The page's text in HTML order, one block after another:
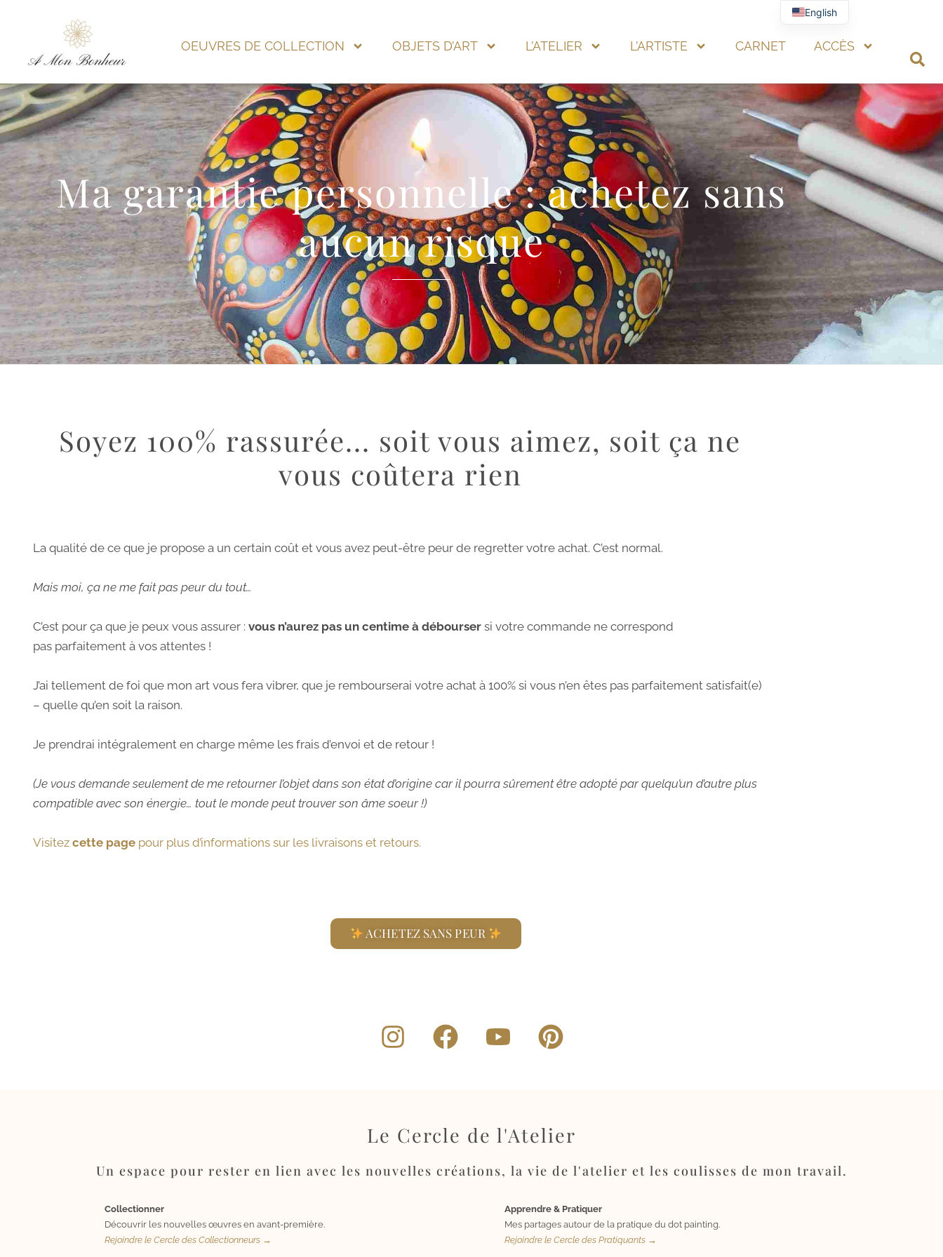
OEUVRES DE COLLECTION OBJETS D’ART L’ATELIER L’ARTISTE CARNET ACCÈS
Ma garantie personnelle : achetez sans
aucun risque
Soyez 100% rassurée... soit vous aimez, soit ça ne
vous coûtera rien​
La qualité de ce que je propose a un certain coût et vous avez peut-être peur de regretter votre achat. C’est normal.
Mais moi, ça ne me fait pas peur du tout…
C’est pour ça que je peux vous assurer : vous n’aurez pas un centime à débourser si votre commande ne correspond
pas parfaitement à vos attentes !
J’ai tellement de foi que mon art vous fera vibrer, que je rembourserai votre achat à 100% si vous n’en êtes pas parfaitement satisfait(e)
– quelle qu’en soit la raison.
Je prendrai intégralement en charge même les frais d’envoi et de retour !
(Je vous demande seulement de me retourner l’objet dans son état d’origine car il pourra sûrement être adopté par quelqu’un d’autre plus
compatible avec son énergie… tout le monde peut trouver son âme soeur !)
Visitez cette page pour plus d’informations sur les livraisons et retours.
ACHETEZ SANS PEUR
Le Cercle de l'Atelier
Un espace pour rester en lien avec les nouvelles créations, la vie de l'atelier et les coulisses de mon travail.
Collectionner
Découvrir les nouvelles œuvres en avant-première.
Rejoindre le Cercle des Collectionneurs →
Apprendre & Pratiquer
Mes partages autour de la pratique du dot painting.
Rejoindre le Cercle des Pratiquants →
English